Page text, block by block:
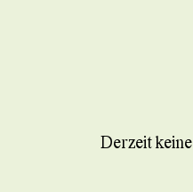
Derzeit